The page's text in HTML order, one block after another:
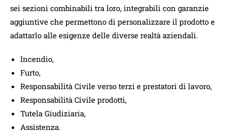
sei sezioni combinabili tra loro, integrabili con garanzie
aggiuntive che permettono di personalizzare il prodotto e
adattarlo alle esigenze delle diverse realtà aziendali.
Incendio,
Furto,
Responsabilità Civile verso terzi e prestatori di lavoro,
Responsabilità Civile prodotti,
Tutela Giudiziaria,
Assistenza.